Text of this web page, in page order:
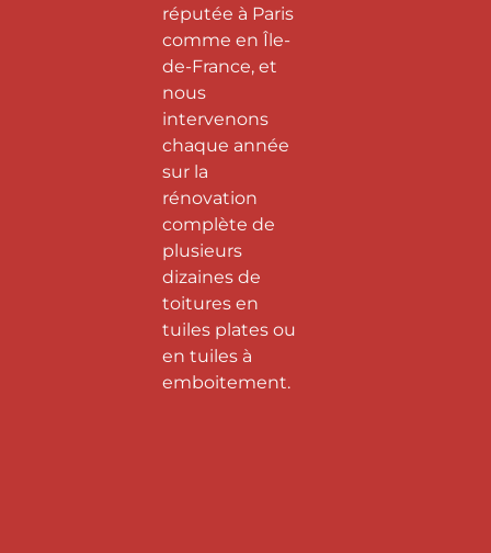
réputée à Paris
comme en Île-
de-France, et
nous
intervenons
chaque année
sur la
rénovation
complète de
plusieurs
dizaines de
toitures en
tuiles plates ou
en tuiles à
emboitement.